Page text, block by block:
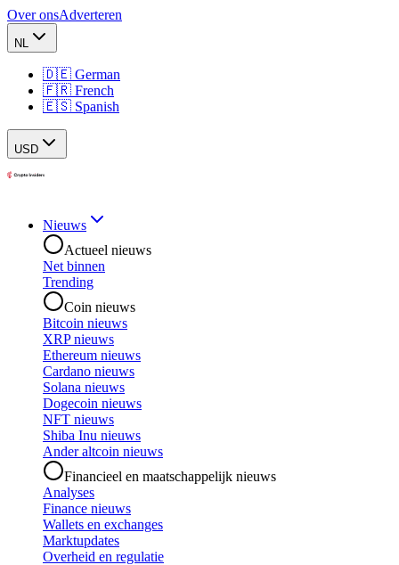
Over onsAdverteren
NL
🇩🇪 German
🇫🇷 French
🇪🇸 Spanish
USD
Nieuws
Actueel nieuws
Net binnen
Trending
Coin nieuws
Bitcoin nieuws
XRP nieuws
Ethereum nieuws
Cardano nieuws
Solana nieuws
Dogecoin nieuws
NFT nieuws
Shiba Inu nieuws
Ander altcoin nieuws
Financieel en maatschappelijk nieuws
Analyses
Finance nieuws
Wallets en exchanges
Marktupdates
Overheid en regulatie